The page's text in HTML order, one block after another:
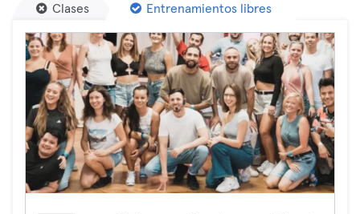
Clases Entrenamientos libres